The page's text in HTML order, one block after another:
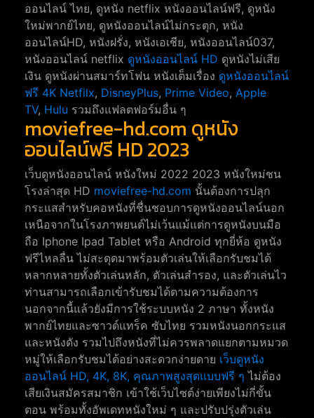
ออนไลน์ ไทย, ดูหนัง netflix หนังออนไลน์ฟรี, ดูหนัง
ใหม่พากย์ไทย, ดูหนังออนไลน์ไม่กระตุก, หนัง
ออนไลน์HD, หนังฝรั่ง, หนังเอเชีย, หนังออนไลน์037,
หนังออนไลน์ netflix ดูหนังออนไลน์ HD ดูหนังไม่เสีย
เงิน ดูหนังผ่านสมาร์ทโฟน หนังเต็มเรื่อง ดูหนังออนไลน์
ฟรี 4K Netfilx, DisneyPlus, Prime Video, Apple
TV, Hulu รวมถึงแฟลตฟอร์มอื่น ๆ
moviefree-hd.com ดูหนัง
ออนไลน์ฟรี HD 2023
เว็บดูหนังออนไลน์ หนังใหม่ 2022 2023 หนังใหม่ชน
โรงล่าสุด HD moviefree-hd.com นั้นต้องการปลุก
กระแสสำหรับคอหนังที่ชื่นชอบการดูหนังออนไลน์นอก
เหนือจากในโรงภาพยนต์ไม่เว้นแม้แต่การดูหนังบนมือ
ถือ Iphone Ipad Tablet หรือ Android ทุกยี่ห้อ ดูหนัง
ฟรีไหลลื่น ไม่สะดุดมาพร้อมตัวเล่นให้เลือกรับชมได้
หลากหลายทั้งตัวเล่นหลัก, ตัวเล่นสำรอง, และตัวเล่นไว
ท่านสามารถเลือกเข้ารับชมได้ตามความต้องการ
นอกจากนี้แล้วยังมีการใช้ระบบหนัง 2 ภาษา ทั้งหนัง
พากย์ไทยและซาวด์แทร็ค ซับไทย รวมหนังนอกกระแส
และหนังดัง รวมไปถึงหนังที่ไม่ควรพลาดแยกตามหมวด
หมู่ให้เลือกรับชมได้อย่างสะดวกง่ายดาย เว็บดูหนัง
ออนไลน์ HD, 4K, 8K, คุณภาพสูงสุดแบบฟรี ๆ ไม่ต้อง
เสียเงินสมัครสมาชิก เข้าใช้เว็บไซต์ง่ายเพียงไม่กี่ขั้น
ตอน พร้อมทั้งอัพเดทหนังใหม่ ๆ และปรับปรุ่งตัวเล่น